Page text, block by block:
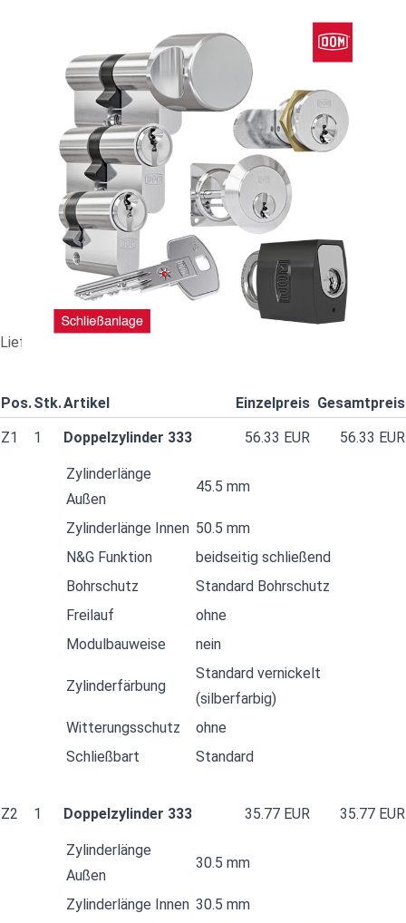
HS-Anlage DOM rs Sirius (RS7SI) #89155
393,35 €
vč. 19% DPH,beznákladů na dopravu
- +
Dodací lhůta: 3-4 Wochen
Porovnat
Lieferzeit ca. 3-4 Wochen
Pos.Stk.Artikel Einzelpreis Gesamtpreis
Z1
1 Doppelzylinder 333 56.33 EUR 56.33 EUR
Zylinderlänge
Außen
45.5 mm
Zylinderlänge Innen 50.5 mm
N&G Funktion
beidseitig schließend
Bohrschutz
Standard Bohrschutz
Freilauf
ohne
Modulbauweise
nein
Zylinderfärbung
Standard vernickelt
(silberfarbig)
Witterungsschutz
ohne
Schließbart
Standard
Z2 1 Doppelzylinder 333 35.77 EUR 35.77 EUR
Zylinderlänge
Außen
30.5 mm
Zylinderlänge Innen 30.5 mm